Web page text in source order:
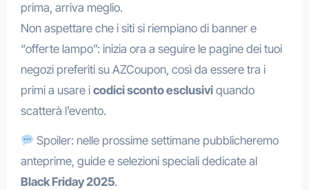
prima, arriva meglio.
Non aspettare che i siti si riempiano di banner e
“offerte lampo”: inizia ora a seguire le pagine dei tuoi
negozi preferiti su AZCoupon, così da essere tra i
primi a usare i codici sconto esclusiviquando
scatterà l’evento.
Spoiler: nelle prossime settimane pubblicheremo
anteprime, guide e selezioni speciali dedicate al
Black Friday 2025.